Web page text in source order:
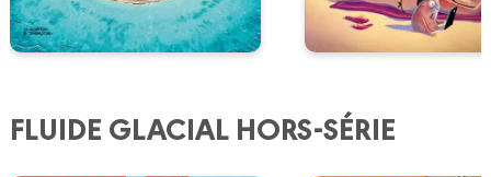
FLUIDE GLACIAL HORS-SÉRIE